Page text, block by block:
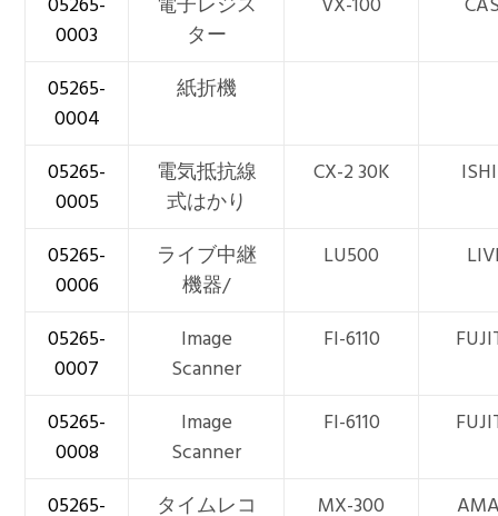
0003
ター
05265-
0004
紙折機
05265-
0005
電気抵抗線
式はかり
CX-2 30K
05265-
0006
ライブ中継
機器/
LU500
05265-
0007
Image
Scanner
FI-6110
05265-
0008
Image
Scanner
FI-6110
05265-
タイムレコ
MX-300